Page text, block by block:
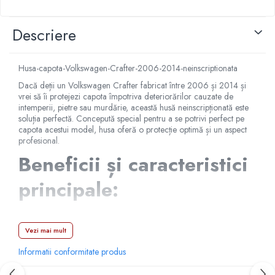
Capace r14 Opel
Capace r14 Seat
Capace r14 Toyota
Capace r14 Volvo
Capace r14 VW
Capace roti marimea 15'
Capace r15 Alfa Romeo
Capace r15 Audi
Capace r15 BMW
Capace r15 Chevrolet
Capace r15 Dacia
Capace r15 Daewo
Capace r15 Ford
Capace r15 Hyundai
Descriere
Husa-capota-Volkswagen-Crafter-2006-2014-neinscriptionata
Dacă deții un Volkswagen Crafter fabricat între 2006 și 2014 și
vrei să îi protejezi capota împotriva deteriorărilor cauzate de
intemperii, pietre sau murdărie, această husă neinscripționată este
soluția perfectă. Concepută special pentru a se potrivi perfect pe
capota acestui model, husa oferă o protecție optimă și un aspect
profesional.
Beneficii și caracteristici
principale:
✅Protecție eficientă împotriva factorilor de mediu
Protejează capota de praf, ploaie, zăpadă, raze UV, pietre și alte
impurități care pot afecta vopseaua.
✅Material de calitate superioară
rezistente, impermeabile și durabile, husa asigură o protecție de
Vezi mai mult
Informatii conformitate produs